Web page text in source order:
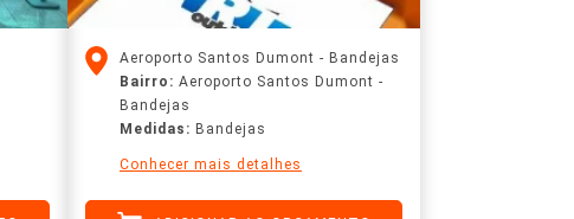
Aeroporto Santos Dumont - Bandejas
Bairro: Aeroporto Santos Dumont -
Bandejas
Medidas: Bandejas
Conhecer mais detalhes